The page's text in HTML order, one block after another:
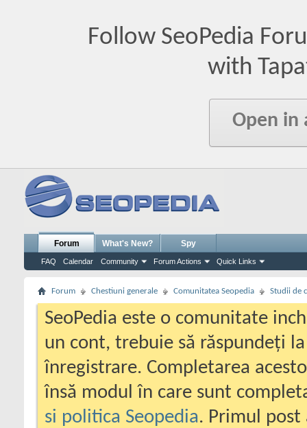
Follow SeoPedia
with
Open in
Forum
FAQ Calendar Community Forum Actions Quick Links
What's New? Spy
Forum Chestiuni generale Comunitatea Seopedia Studii de
SeoPedia este o comunitate
un cont, trebuie să răspundeți
înregistrare. Completarea
însă modul în care sunt
si politica Seopedia. Primul